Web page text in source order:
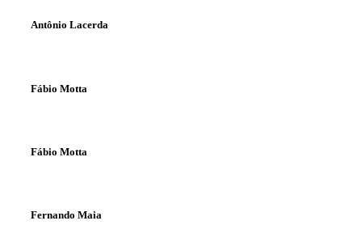
Antônio Lacerda
Fábio Motta
Fábio Motta
Fernando Maia